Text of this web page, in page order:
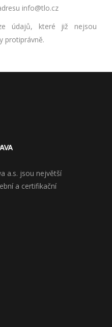
info@tlo.cz
údajů, které již nejsou
protiprávně.
a.s. jsou největší
a certifikační